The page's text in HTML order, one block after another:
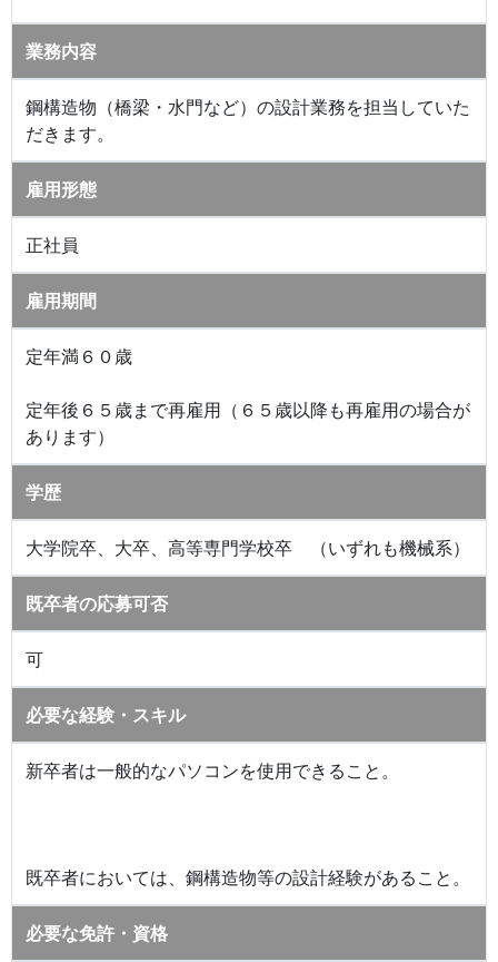
業務内容
鋼構造物（橋梁・水門など）の設計業務を担当していた
だきます。
雇用形態
正社員
雇用期間
定年満６０歳
定年後６５歳まで再雇用（６５歳以降も再雇用の場合が
あります）
学歴
大学院卒、大卒、高等専門学校卒 （いずれも機械系）
既卒者の応募可否
可
必要な経験・スキル
新卒者は一般的なパソコンを使用できること。
既卒者においては、鋼構造物等の設計経験があること。
必要な免許・資格